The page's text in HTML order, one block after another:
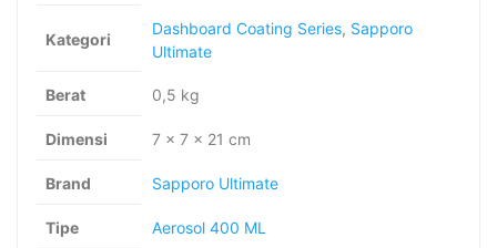
Kategori
Dashboard Coating Series, Sapporo
Ultimate
Berat 0,5 kg
Dimensi 7 × 7 × 21 cm
Brand Sapporo Ultimate
Tipe Aerosol 400 ML